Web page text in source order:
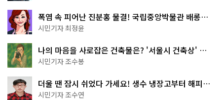
폭염 속 피어난 진분홍 물결! 국립중앙박물관 배롱나
무 명소
시민기자 최정윤
나의 마음을 사로잡은 건축물은? '서울시 건축상' 수
상작 공개!
시민기자 조수봉
더울 땐 잠시 쉬었다 가세요! 생수 냉장고부터 해피소
·무더위쉼터까지
시민기자 조수연